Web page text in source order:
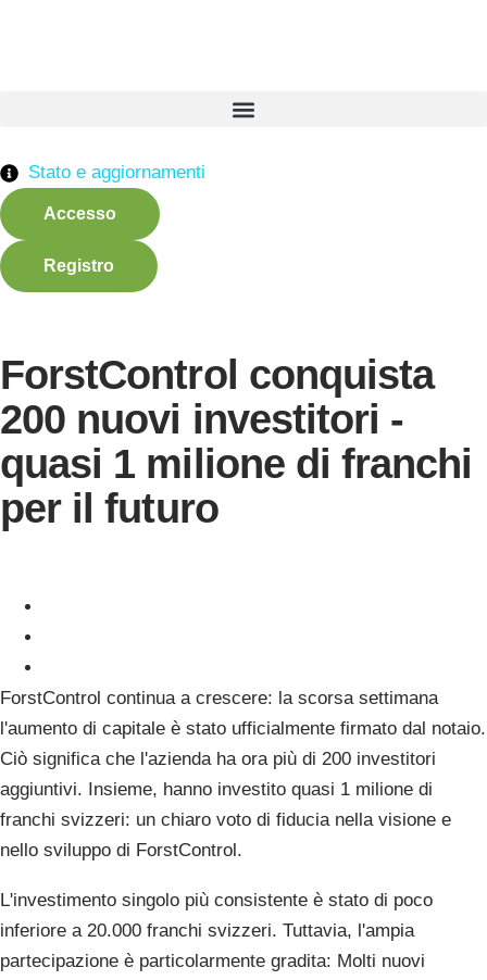
Stato e aggiornamenti
Accesso
Registro
ForstControl conquista
200 nuovi investitori -
quasi 1 milione di franchi
per il futuro
ForstControl continua a crescere: la scorsa settimana
l'aumento di capitale è stato ufficialmente firmato dal notaio.
Ciò significa che l'azienda ha ora più di 200 investitori
aggiuntivi. Insieme, hanno investito quasi 1 milione di
franchi svizzeri: un chiaro voto di fiducia nella visione e
nello sviluppo di ForstControl.
L'investimento singolo più consistente è stato di poco
inferiore a 20.000 franchi svizzeri. Tuttavia, l'ampia
partecipazione è particolarmente gradita: Molti nuovi